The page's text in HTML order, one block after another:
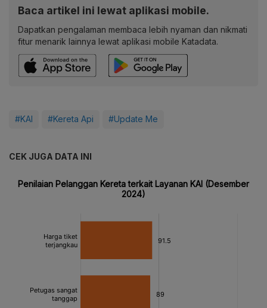
Baca artikel ini lewat aplikasi mobile.
Dapatkan pengalaman membaca lebih nyaman dan nikmati
fitur menarik lainnya lewat aplikasi mobile Katadata.
#KAI #Kereta Api #Update Me
CEK JUGA DATA INI